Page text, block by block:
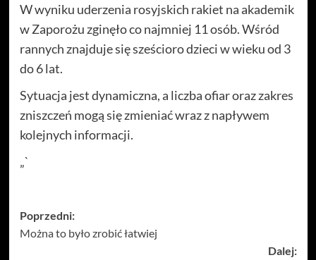
W wyniku uderzenia rosyjskich rakiet na akademik
w Zaporożu zginęło co najmniej 11 osób. Wśród
rannych znajduje się sześcioro dzieci w wieku od 3
do 6 lat.
Sytuacja jest dynamiczna, a liczba ofiar oraz zakres
zniszczeń mogą się zmieniać wraz z napływem
kolejnych informacji.
„`
Zobacz
wpisy
Poprzedni:
Można to było zrobić łatwiej
Dalej: